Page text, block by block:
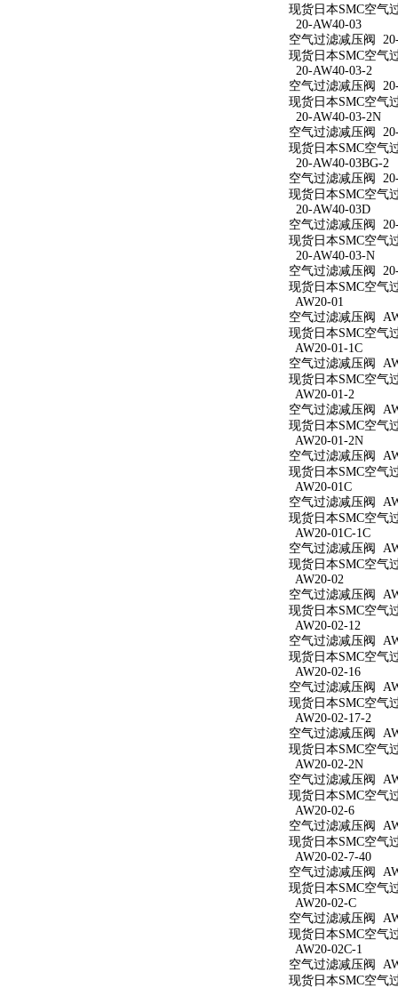
现货日本SMC空气
20-AW40-03
空气过滤减压阀
现货日本SMC空气
20-AW40-03-2
空气过滤减压阀
现货日本SMC空气
20-AW40-03-2N
空气过滤减压阀
现货日本SMC空气
20-AW40-03BG-2
空气过滤减压阀
现货日本SMC空气
20-AW40-03D
空气过滤减压阀
现货日本SMC空气
20-AW40-03-N
空气过滤减压阀
现货日本SMC空气
AW20-01
空气过滤减压阀
现货日本SMC空气
AW20-01-1C
空气过滤减压阀
现货日本SMC空气
AW20-01-2
空气过滤减压阀
现货日本SMC空气
AW20-01-2N
空气过滤减压阀
现货日本SMC空气
AW20-01C
空气过滤减压阀
现货日本SMC空气
AW20-01C-1C
空气过滤减压阀
现货日本SMC空气
AW20-02
空气过滤减压阀
现货日本SMC空气
AW20-02-12
空气过滤减压阀
现货日本SMC空气
AW20-02-16
空气过滤减压阀
现货日本SMC空气
AW20-02-17-2
空气过滤减压阀
现货日本SMC空气
AW20-02-2N
空气过滤减压阀
现货日本SMC空气
AW20-02-6
空气过滤减压阀
现货日本SMC空气
AW20-02-7-40
空气过滤减压阀
现货日本SMC空气
AW20-02-C
空气过滤减压阀
现货日本SMC空气
AW20-02C-1
空气过滤减压阀
现货日本SMC空气